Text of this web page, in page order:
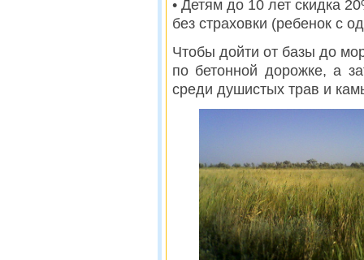
• Детям до 10 лет скидка
без страховки (ребенок с
Чтобы дойти от базы до
по бетонной дорожке, а
среди душистых трав и